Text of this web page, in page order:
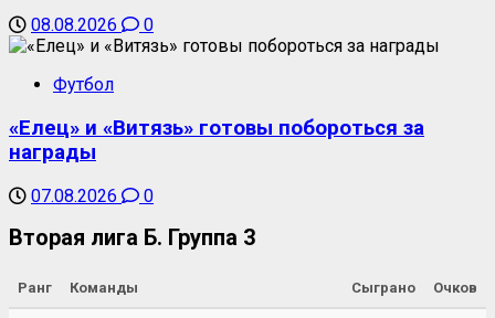
08.08.2026 0
Футбол
«Елец» и «Витязь» готовы побороться за
награды
07.08.2026 0
Вторая лига Б. Группа 3
Ранг Команды Сыграно Очков